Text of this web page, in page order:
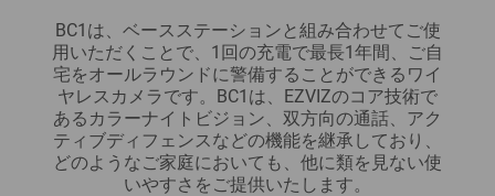
BC1は、ベースステーションと組み合わせてご使
用いただくことで、1回の充電で最長1年間、ご自
宅をオールラウンドに警備することができるワイ
ヤレスカメラです。BC1は、EZVIZのコア技術で
あるカラーナイトビジョン、双方向の通話、アク
ティブディフェンスなどの機能を継承しており、
どのようなご家庭においても、他に類を見ない使
いやすさをご提供いたします。